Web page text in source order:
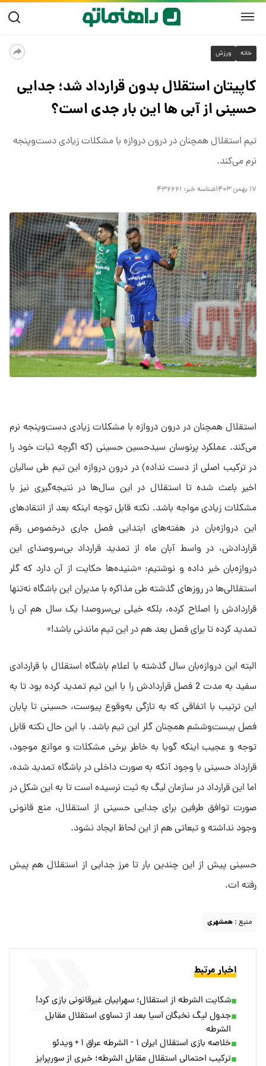
خانه ورزش
کاپیتان استقلال بدون قرارداد شد؛ جدایی
حسینی از آبی ها این بار جدی است؟
تیم استقلال همچنان در درون دروازه با مشکلات زیادی دست‌وپنجه
نرم می‌کند.
۱۷ بهمن ۱۴۰۳ شناسه خبر: ۴۳۶۶۶۱
استقلال همچنان در درون دروازه با مشکلات زیادی دست‌وپنجه نرم
می‌کند. عملکرد پرنوسان سیدحسین حسینی (که اگرچه ثبات خود را
در ترکیب اصلی از دست نداده) در درون دروازه این تیم طی سالیان
اخیر باعث شده تا استقلال در این سال‌ها در نتیجه‌گیری نیز با
مشکلات زیادی مواجه باشد. نکته قابل توجه اینکه بعد از انتقادهای
این دروازه‌بان در هفته‌های ابتدایی فصل جاری درخصوص رقم
قراردادش، در واسط آبان ماه از تمدید قرارداد بی‌سروصدای این
دروازه‌بان خبر داده و نوشتیم: «شنیده‌ها حکایت از آن دارد که گلر
استقلالی‌ها در روزهای گذشته طی مذاکره با مدیران این باشگاه نه‌تنها
قراردادش را اصلاح کرده، بلکه خیلی بی‌سروصدا یک سال هم آن را
تمدید کرده تا برای فصل بعد هم در این تیم ماندنی باشد!»
البته این دروازه‌بان سال گذشته با اعلام باشگاه استقلال با قراردادی
سفید به مدت 2 فصل قراردادش را با این تیم تمدید کرده بود تا به
این ترتیب با اتفاقی که به تازگی به‌وقوع پیوست، حسینی تا پایان
فصل بیست‌وششم همچنان گلر این تیم باشد. با این حال نکته قابل
توجه و عجیب اینکه گویا به خاطر برخی مشکلات و موانع موجود،
قرارداد حسینی با وجود آنکه به صورت داخلی در باشگاه تمدید شده،
اما این قرارداد در سازمان لیگ به ثبت نرسیده است تا به این شکل در
صورت توافق طرفین برای جدایی حسینی از استقلال، منع قانونی
وجود نداشته و تبعاتی هم از این لحاظ ایجاد نشود.
حسینی پیش از این چندین بار تا مرز جدایی از استقلال هم پیش
رفته ات.
منبع : همشهری
اخبار مرتبط
شکایت الشرطه از استقلال؛ سهرابیان غیرقانونی بازی کرد!
جدول لیگ نخبگان آسیا بعد از تساوی استقلال مقابل
الشرطه
خلاصه بازی استقلال ایران ۱ - الشرطه عراق ۱ + ویدئو
ترکیب احتمالی استقلال مقابل الشرطه؛ خبری از سورپرایز